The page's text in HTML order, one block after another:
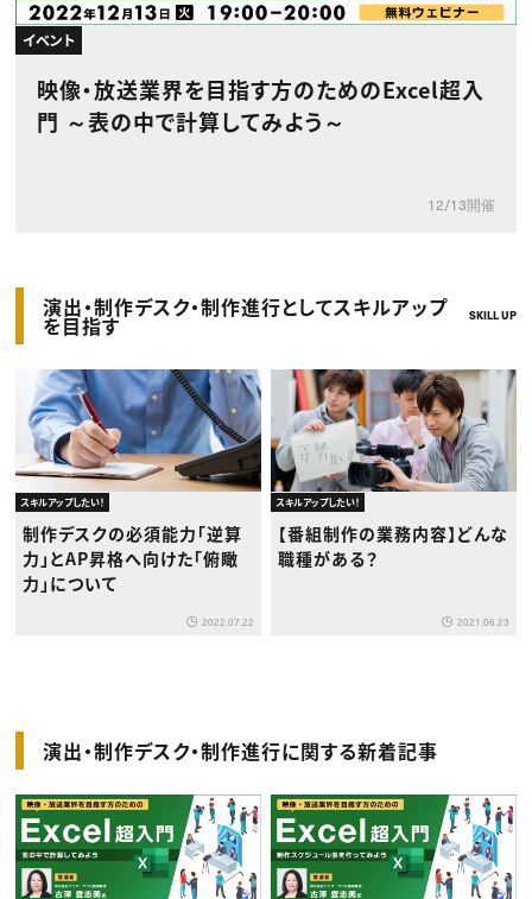
イベント
映像・放送業界を目指す方のためのExcel超入
門 ～表の中で計算してみよう～
12/13開催
演出・制作デスク・制作進行としてスキルアップ
を目指す SKILL UP
スキルアップしたい！
制作デスクの必須能力「逆算
力」とAP昇格へ向けた「俯瞰
力」について
2022.07.22
スキルアップしたい！
【番組制作の業務内容】どんな
職種がある？
2021.06.23
演出・制作デスク・制作進行に関する新着記事